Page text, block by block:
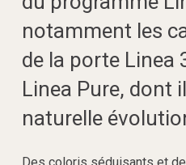
notamment les
de la porte Linea
Linea Pure, dont
naturelle